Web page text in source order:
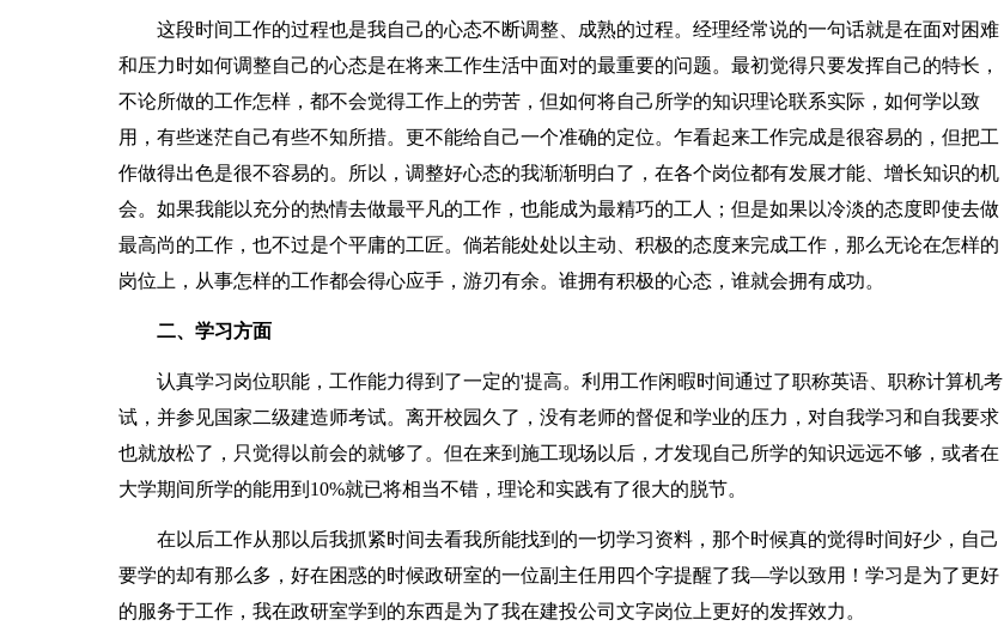
这段时间工作的过程也是我自己的心态不断调整、成熟的过程。经理经常说的一句话就是在面对困难
和压力时如何调整自己的心态是在将来工作生活中面对的最重要的问题。最初觉得只要发挥自己的特长，
不论所做的工作怎样，都不会觉得工作上的劳苦，但如何将自己所学的知识理论联系实际，如何学以致
用，有些迷茫自己有些不知所措。更不能给自己一个准确的定位。乍看起来工作完成是很容易的，但把工
作做得出色是很不容易的。所以，调整好心态的我渐渐明白了，在各个岗位都有发展才能、增长知识的机
会。如果我能以充分的热情去做最平凡的工作，也能成为最精巧的工人；但是如果以冷淡的态度即使去做
最高尚的工作，也不过是个平庸的工匠。倘若能处处以主动、积极的态度来完成工作，那么无论在怎样的
岗位上，从事怎样的工作都会得心应手，游刃有余。谁拥有积极的心态，谁就会拥有成功。
二、学习方面
认真学习岗位职能，工作能力得到了一定的'提高。利用工作闲暇时间通过了职称英语、职称计算机考
试，并参见国家二级建造师考试。离开校园久了，没有老师的督促和学业的压力，对自我学习和自我要求
也就放松了，只觉得以前会的就够了。但在来到施工现场以后，才发现自己所学的知识远远不够，或者在
大学期间所学的能用到10%就已将相当不错，理论和实践有了很大的脱节。
在以后工作从那以后我抓紧时间去看我所能找到的一切学习资料，那个时候真的觉得时间好少，自己
要学的却有那么多，好在困惑的时候政研室的一位副主任用四个字提醒了我—学以致用！学习是为了更好
的服务于工作，我在政研室学到的东西是为了我在建投公司文字岗位上更好的发挥效力。